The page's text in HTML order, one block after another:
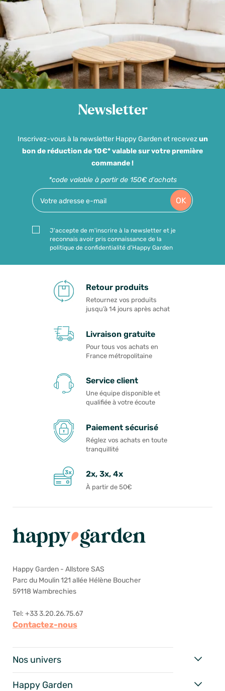
Newsletter
Inscrivez-vous à la newsletter Happy Garden et recevezun
bon de réduction de 10€* valable sur votre première
commande !
*code valable à partir de 150€ d'achats
OK
J'accepte de m'inscrire à la newsletter et je
reconnais avoir pris connaissance de la
politique de confidentialité d'Happy Garden
Retour produits
Retournez vos produits
jusqu’à 14 jours après achat
Livraison gratuite
Pour tous vos achats en
France métropolitaine
Service client
Une équipe disponible et
qualifiée à votre écoute
Paiement sécurisé
Réglez vos achats en toute
tranquillité
2x, 3x, 4x
À partir de 50€
Happy Garden - Allstore SAS
Parc du Moulin 121 allée Hélène Boucher
59118 Wambrechies
Tel: +33 3.20.26.75.67
Contactez-nous
Nos univers
Happy Garden